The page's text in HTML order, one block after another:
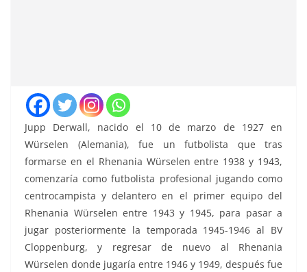
Jupp Derwall, nacido el 10 de marzo de 1927 en
Würselen (Alemania), fue un futbolista que tras
formarse en el Rhenania Würselen entre 1938 y 1943,
comenzaría como futbolista profesional jugando como
centrocampista y delantero en el primer equipo del
Rhenania Würselen entre 1943 y 1945, para pasar a
jugar posteriormente la temporada 1945-1946 al BV
Cloppenburg, y regresar de nuevo al Rhenania
Würselen donde jugaría entre 1946 y 1949, después fue